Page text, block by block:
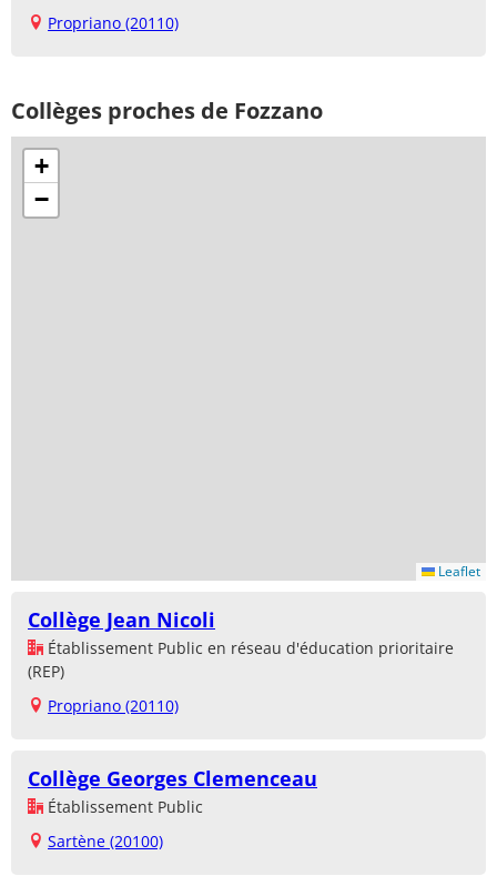
Propriano (20110)
Collèges proches de Fozzano
+
−
Leaflet
Collège Jean Nicoli
Établissement Public en réseau d'éducation prioritaire
(REP)
Propriano (20110)
Collège Georges Clemenceau
Établissement Public
Sartène (20100)